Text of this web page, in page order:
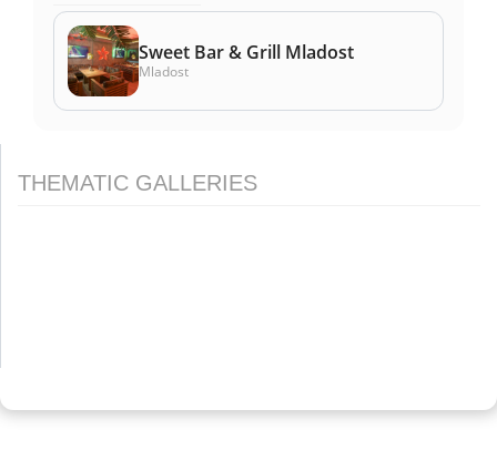
Sweet Bar & Grill Mladost
Mladost
THEMATIC GALLERIES